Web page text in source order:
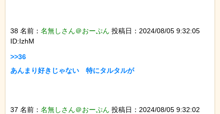
38 名前： 名無しさん＠おーぷん 投稿日：2024/08/05 9:32:05
ID:IzhM
>>36
あんまり好きじゃない　特にタルタルが
37 名前： 名無しさん＠おーぷん 投稿日：2024/08/05 9:32:02